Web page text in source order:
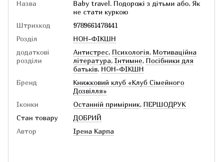
Назва
Baby travel. Подорожі з дітьми або, Як
не стати куркою
Штрихкод
9789661478441
Розділ
НОН-ФІКШН
додаткові
розділи
Антистрес, Психологія, Мотиваційна
література, Інтимне, Посібники для
батьків, НОН-ФІКШН
Бренд
Книжковий клуб «Клуб Сімейного
Дозвілля»
Іконки
Останній примірник, ПЕРШОДРУК
Стан товару
ДОБРИЙ
Автор
Ірена Карпа